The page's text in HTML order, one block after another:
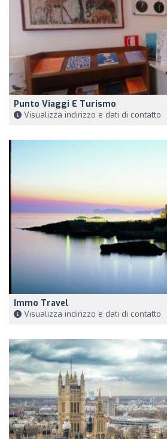
Punto Viaggi E Turismo
Visualizza indirizzo e dati di contatto
Immo Travel
Visualizza indirizzo e dati di contatto